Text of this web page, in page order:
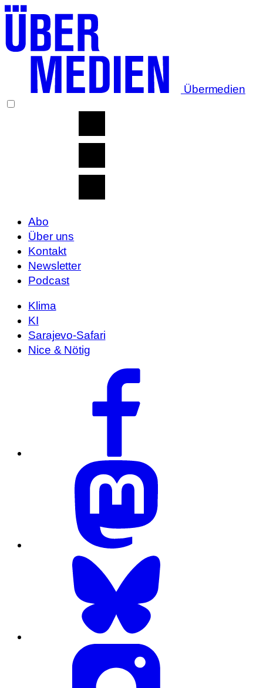
Übermedien
Abo
Über uns
Kontakt
Newsletter
Podcast
Klima
KI
Sarajevo-Safari
Nice & Nötig